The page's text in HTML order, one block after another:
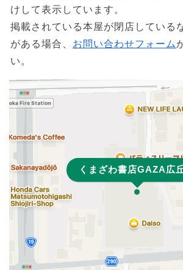
けして表示しています。
掲載されている本屋が閉店している
がある場合、 お問い合わせフォーム
い。
くまざわ書店GAZA広